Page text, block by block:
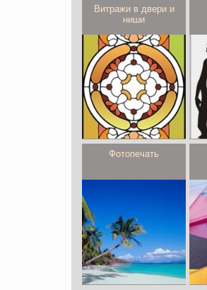
Витражи в двери и
ниши
Фотопечать